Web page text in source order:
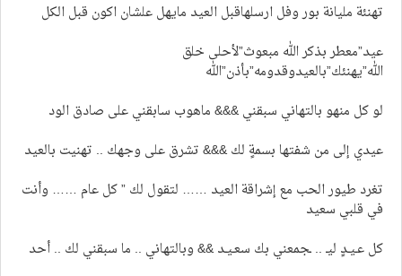
تهنئة مليانة بور وفل ارسلهاقبل العيد مايهل علشان اكون قبل الكل
عيد”معطر بذكر الله مبعوث”لأحلى خلق
الله”يهنئك”بالعيدوقدومه”بأذن”الله
لو كل منهو بالتهاني سبقني &&& ماهوب سابقني على صادق الود
عيدي إلى من شفتها بسمةٍ لك &&& تشرق على وجهك .. تهنيت بالعيد
تغرد طيور الحب مع إشراقة العيد …… لتقول لك ” كل عام …… وأنت
في قلبي سعيد
كل عـيـدٍ ليـ .. ـجمعني بك سعـيـد && وبالتهاني .. ما سبقني لك .. أحد